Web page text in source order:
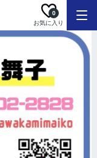
お気に入り
0